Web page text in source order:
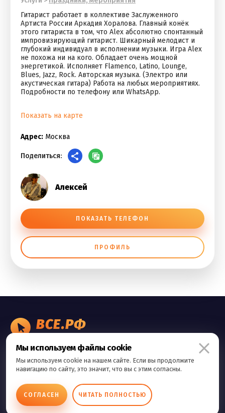
Гитарист работает в коллективе Заслуженного
Артиста России Аркадия Хоралова. Главный конёк
этого гитариста в том, что Alex абсолютно спонтанный
импровизирующий гитарист. Шикарный мелодист и
глубокий индивидуал в исполнении музыки. Игра Alex
не похожа ни на кого. Обладает очень мощной
энергетикой. Исполняет Flamenco, Latino, Lounge,
Blues, Jazz, Rock. Авторская музыка. (Электро или
акустическая гитара) Работа на любых мероприятиях.
Подробности по телефону или WhatsApp.
Показать на карте
Адрес: Москва
Поделиться:
Алексей
ПОКАЗАТЬ ТЕЛЕФОН
ПРОФИЛЬ
ВСЕ.РФ
Copyright © 2026 Все.Рф Все права защищены
Правила сервиса
Политика конфиденциальности
Мы используем файлы cookie
Мы используем cookie на нашем сайте. Если вы продолжите
навигацию по сайту, это значит, что вы с этим согласны.
СОГЛАСЕН ЧИТАТЬ ПОЛНОСТЬЮ